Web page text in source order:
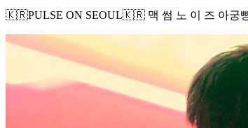
🇰🇷PULSE ON SEOUL🇰🇷 맥 썸 노 이 즈 아궁